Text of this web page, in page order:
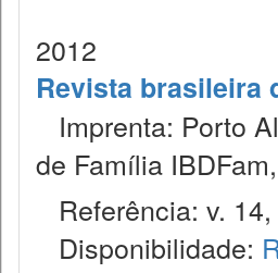
2012
Revista brasileira
Imprenta: Porto
de Família
Referência: v.
Disponibilidade: